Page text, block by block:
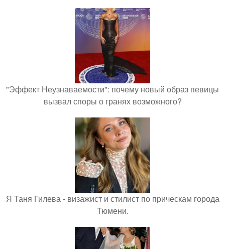
"Эффект Неузнаваемости": почему новый образ певицы
вызвал споры о гранях возможного?
Я Таня Гилева - визажист и стилист по прическам города
Тюмени.